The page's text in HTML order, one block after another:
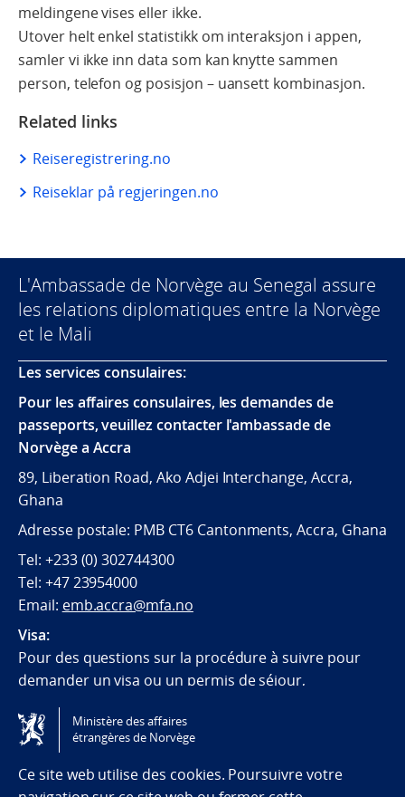
meldingene vises eller ikke.
Utover helt enkel statistikk om interaksjon i appen,
samler vi ikke inn data som kan knytte sammen
person, telefon og posisjon – uansett kombinasjon.
Related links
Reiseregistrering.no
Reiseklar på regjeringen.no
L'Ambassade de Norvège au Senegal assure
les relations diplomatiques entre la Norvège
et le Mali
Les services consulaires:
Pour les affaires consulaires, les demandes de
passeports, veuillez contacter l'ambassade de
Norvège a Accra
89, Liberation Road, Ako Adjei Interchange, Accra,
Ghana
Adresse postale: PMB CT6 Cantonments, Accra, Ghana
Tel: +233 (0) 302744300
Tel: +47 23954000
Email: emb.accra@mfa.no
Visa:
Pour des questions sur la procédure à suivre pour
demander un visa ou un permis de séjour,
contactez
Tilgjengelighetserklæring / Accessibility statement
(NO)
Ministère des affaires
étrangères de Norvège
Ce site web utilise des cookies. Poursuivre votre